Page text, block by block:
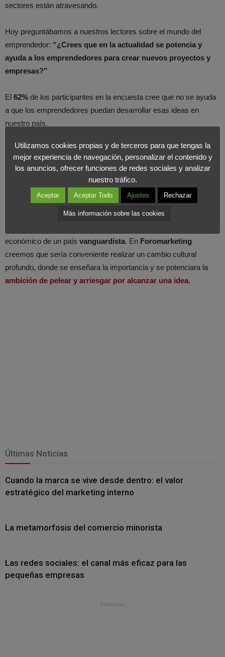
sectores están atravesando.
Hoy preguntábamos a nuestros lectores sobre el mundo del
emprendedor: “¿Crees que en la actualidad se potencia y
ayuda a los emprendedores para crear nuevos proyectos y
empresas?”
El 62% de los participantes en la encuesta cree que no se ayuda
a que los emprendedores puedan desarrollar esas ideas en
nuestro país.
No podemos olvidarque los emprendedores son
imprescindibles en una sociedad para permitir su
crecimiento y competitividad . Además la innovación y el
emprendimiento van de la mano para generar riqueza y empleo
Desgraciadamente todavía son un segmento que no recibe las
económico de un país vanguardista. En Foromarketing
creemos que sería conveniente realizar un cambio cultural
profundo, donde se enseñara la importancia y se potenciara la
ambición de pelear y arriesgar por alcanzar una idea.
Últimas Noticias
Cuando la marca se vive desde dentro: el valor
estratégico del marketing interno
La metamorfosis del comercio minorista
Las redes sociales: el canal más eficaz para las
pequeñas empresas
- Publicidad -
Utilizamos cookies propias y de terceros para que tengas la
mejor experiencia de navegación, personalizar el contenido y
los anuncios, ofrecer funciones de redes sociales y analizar
nuestro tráfico.
Aceptar Aceptar Todo Ajustes Rechazar
Más información sobre las cookies